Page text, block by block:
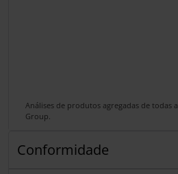
Análises de produtos agregadas de todas
Group.
Conformidade